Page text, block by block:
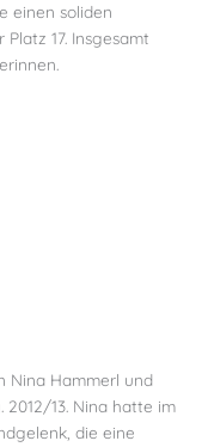
einen soliden
17. Insgesamt
Nina Hammerl und
2012/13. Nina hatte im
die eine